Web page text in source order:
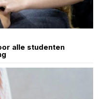
alle studenten